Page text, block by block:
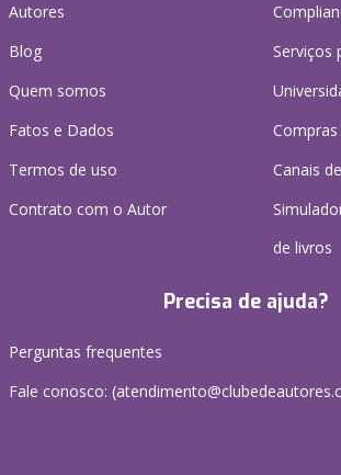
Autores
Blog
Quem somos
Fatos e Dados
Termos de uso
Contrato com o Autor
Serviços
Canais
de livros
Precisa de ajuda?
Perguntas frequentes
Fale conosco: